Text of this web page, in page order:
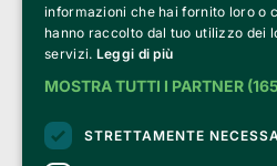
Credits:
Clappit è basato sulla piattaforma di
dall’Agenzia delle Entrate con protocollo
2025.
Su Clappit i tuoi acquisti ed i tuoi dati
sono sicuri e protetti da un certificato SSL
con crittografia a 128 bit.
informazioni che hai fornito loro o
hanno raccolto dal tuo utilizzo dei
servizi. Leggi di più
MOSTRA TUTTI I PARTNER
STRETTAMENTE